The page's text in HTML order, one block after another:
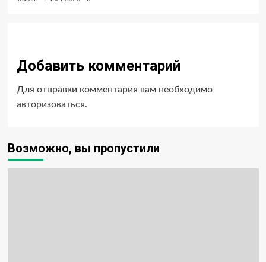
Добавить комментарий
Для отправки комментария вам необходимо
авторизоваться.
Возможно, вы пропустили